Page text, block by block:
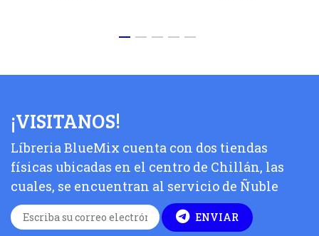
¡VISITANOS!
Líbreria BlueMix cuenta con dos tiendas
físicas ubicadas en el centro de Chillán, las
cuales, se encuentran al servicio de Ñuble
ENVIAR